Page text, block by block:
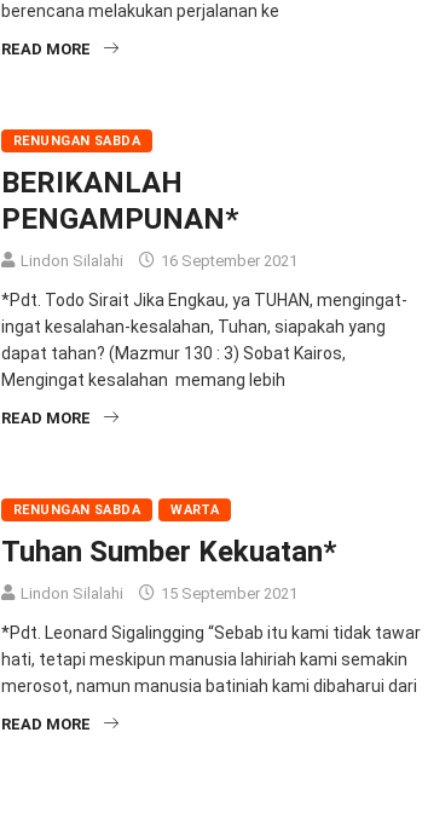
berencana melakukan perjalanan ke
READ MORE
RENUNGAN SABDA
BERIKANLAH
PENGAMPUNAN*
Lindon Silalahi 16 September 2021
*Pdt. Todo Sirait Jika Engkau, ya TUHAN, mengingat-
ingat kesalahan-kesalahan, Tuhan, siapakah yang
dapat tahan? (Mazmur 130 : 3) Sobat Kairos,
Mengingat kesalahan memang lebih
READ MORE
RENUNGAN SABDA WARTA
Tuhan Sumber Kekuatan*
Lindon Silalahi 15 September 2021
*Pdt. Leonard Sigalingging “Sebab itu kami tidak tawar
hati, tetapi meskipun manusia lahiriah kami semakin
merosot, namun manusia batiniah kami dibaharui dari
READ MORE